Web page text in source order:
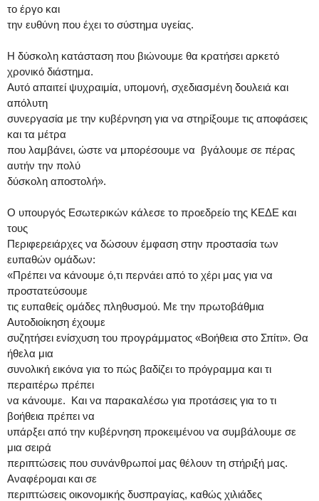
το έργο και
την ευθύνη που έχει το σύστημα υγείας.
Η δύσκολη κατάσταση που βιώνουμε θα κρατήσει αρκετό
χρονικό διάστημα.
Αυτό απαιτεί ψυχραιμία, υπομονή, σχεδιασμένη δουλειά και
απόλυτη
συνεργασία με την κυβέρνηση για να στηρίξουμε τις αποφάσεις
και τα μέτρα
που λαμβάνει, ώστε να μπορέσουμε να βγάλουμε σε πέρας
αυτήν την πολύ
δύσκολη αποστολή».
Ο υπουργός Εσωτερικών κάλεσε το προεδρείο της ΚΕΔΕ και
τους
Περιφερειάρχες να δώσουν έμφαση στην προστασία των
ευπαθών ομάδων:
«Πρέπει να κάνουμε ό,τι περνάει από το χέρι μας για να
προστατεύσουμε
τις ευπαθείς ομάδες πληθυσμού. Με την πρωτοβάθμια
Αυτοδιοίκηση έχουμε
συζητήσει ενίσχυση του προγράμματος «Βοήθεια στο Σπίτι». Θα
ήθελα μια
συνολική εικόνα για το πώς βαδίζει το πρόγραμμα και τι
περαιτέρω πρέπει
να κάνουμε. Και να παρακαλέσω για προτάσεις για το τι
βοήθεια πρέπει να
υπάρξει από την κυβέρνηση προκειμένου να συμβάλουμε σε
μια σειρά
περιπτώσεις που συνάνθρωποί μας θέλουν τη στήριξή μας.
Αναφέρομαι και σε
περιπτώσεις οικονομικής δυσπραγίας, καθώς χιλιάδες